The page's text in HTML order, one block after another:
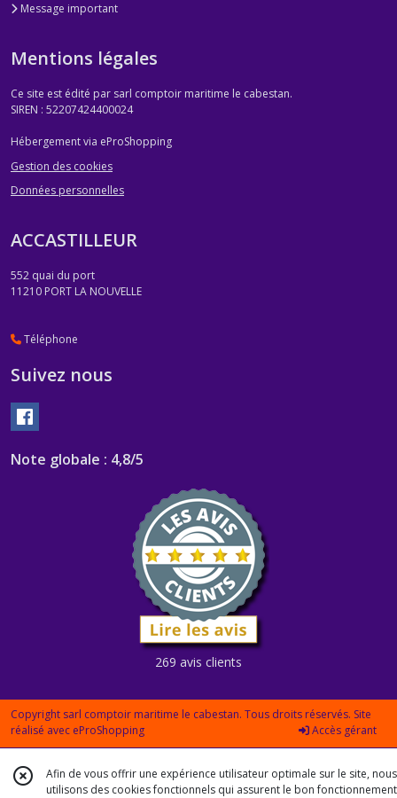
Message important
Mentions légales
Ce site est édité par sarl comptoir maritime le cabestan.
SIREN : 52207424400024
Hébergement via eProShopping
Gestion des cookies
Données personnelles
ACCASTILLEUR
552 quai du port
11210 PORT LA NOUVELLE
Téléphone
Suivez nous
Note globale : 4,8/5
269 avis clients
Copyright sarl comptoir maritime le cabestan. Tous droits réservés. Site
réalisé avec eProShopping Accès gérant
Afin de vous offrir une expérience utilisateur optimale sur le site, nous
utilisons des cookies fonctionnels qui assurent le bon fonctionnement